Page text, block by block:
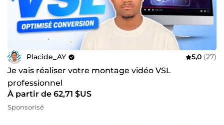
Placide_AY 5,0 (27)
Je vais réaliser votre montage vidéo VSL
professionnel
À partir de 62,71 $US
Sponsorisé